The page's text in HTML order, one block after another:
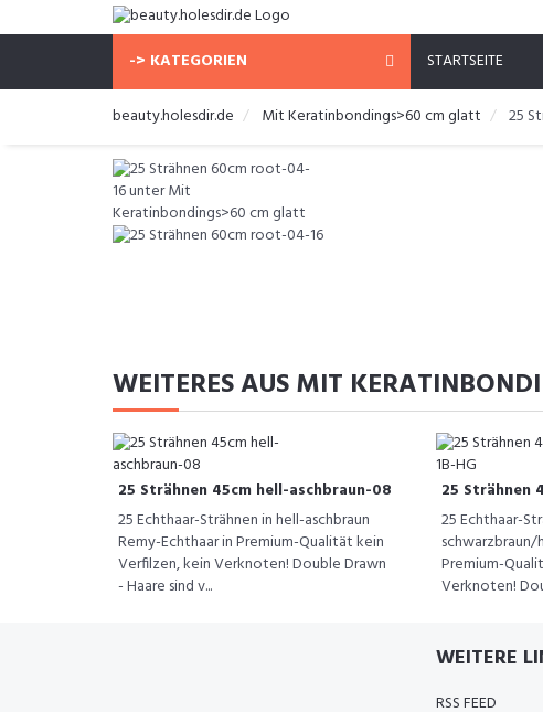
-> KATEGORIEN STARTSEITE
beauty.holesdir.de Mit Keratinbondings>60 cm glatt 25
WEITERES AUS MIT
25 Strähnen 45cm hell-aschbraun-08
25 Echthaar-Strähnen in hell-aschbraun
Remy-Echthaar in Premium-Qualität kein
Verfilzen, kein Verknoten! Double Drawn
- Haare sind v...
25 Strähnen
25 Echthaar-
schwarzbraun/
Premium-
Verknoten!
WEITERE
RSS FEED